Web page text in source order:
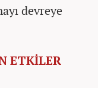
devreye
ETKİLER